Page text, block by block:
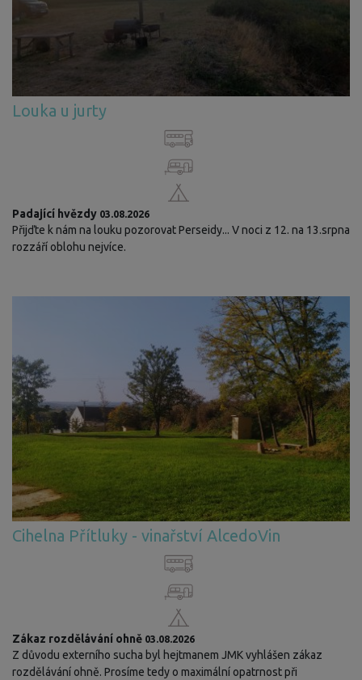
Louka u jurty
Padající hvězdy 03.08.2026
Přijďte k nám na louku pozorovat Perseidy... V noci z 12. na 13.srpna
rozzáří oblohu nejvíce.
Cihelna Přítluky - vinařství AlcedoVin
Zákaz rozdělávání ohně 03.08.2026
Z důvodu externího sucha byl hejtmanem JMK vyhlášen zákaz
rozdělávání ohně. Prosíme tedy o maximální opatrnost při